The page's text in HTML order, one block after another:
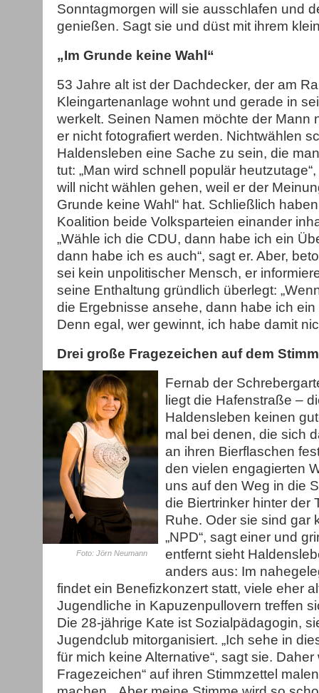
Sonntagmorgen will sie ausschlafen und
genießen. Sagt sie und düst mit ihrem
„Im Grunde keine Wahl“
53 Jahre alt ist der Dachdecker, der am
Kleingartenanlage wohnt und gerade in
werkelt. Seinen Namen möchte der Mann
er nicht fotografiert werden. Nichtwählen
Haldensleben eine Sache zu sein, die
tut: „Man wird schnell populär
will nicht wählen gehen, weil er der
Grunde keine Wahl“ hat. Schließlich
Koalition beide Volksparteien einander
„Wähle ich die CDU, dann habe ich ein
dann habe ich es auch“, sagt er. Aber,
sei kein unpolitischer Mensch, er
seine Enthaltung gründlich überlegt:
die Ergebnisse ansehe, dann habe ich
Denn egal, wer gewinnt, ich habe damit
Drei große Fragezeichen auf dem
Foto: Jörn Neumann
Fernab der
liegt die Hafenstraße –
Haldensleben keinen
mal bei denen, die sich
an ihren Bierflaschen
den vielen engagierten
uns auf den Weg in die
die Biertrinker hinter der
Ruhe. Oder sie sind gar
„NPD“, sagt einer und
entfernt sieht
anders aus: Im
findet ein Benefizkonzert statt, viele eher
Jugendliche in Kapuzenpullovern treffen
Die 28-jährige Kate ist Sozialpädagogin,
Jugendclub mitorganisiert. „Ich sehe in
für mich keine Alternative“, sagt sie. Daher
Fragezeichen“ auf ihren Stimmzettel